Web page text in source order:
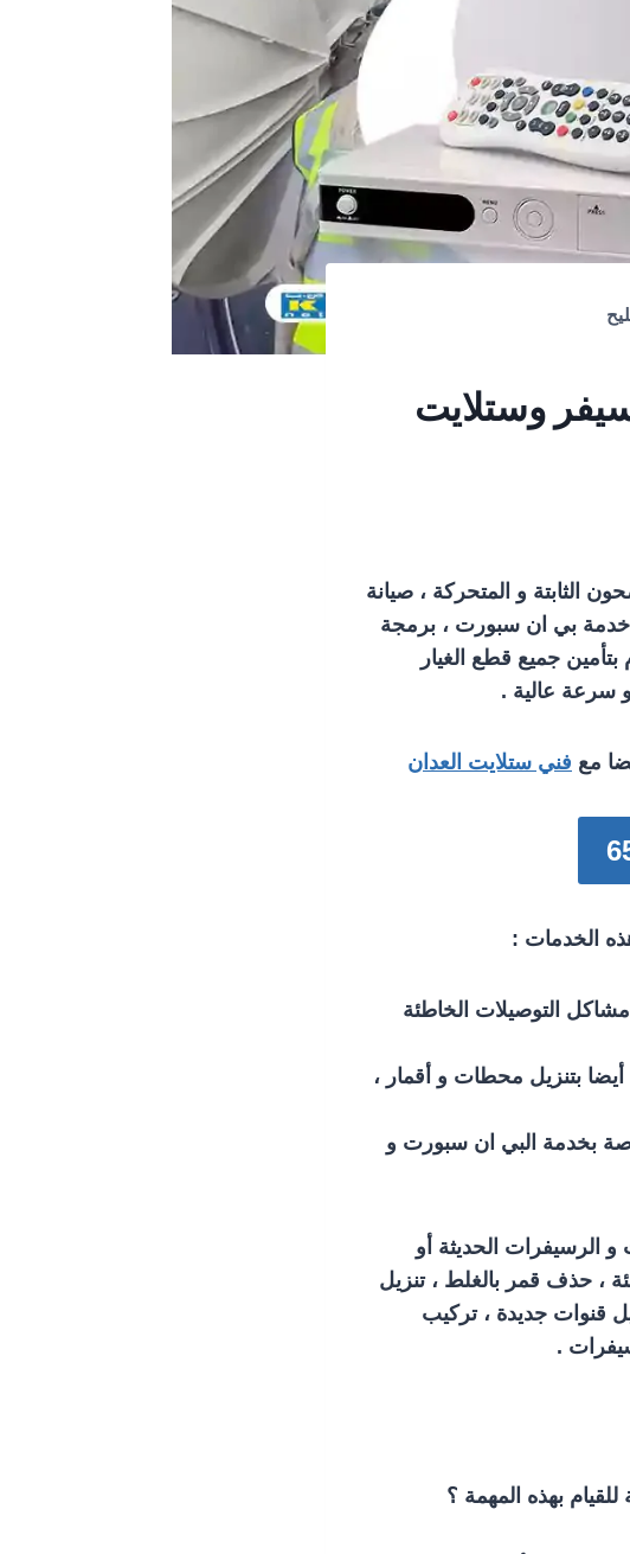
65651441 فني رسيفر وستلايت
الثابتة و المتحركة ، صيانة
خدمة بي ان سبورت ، برمجة
جميع قطع الغيار
و سرعة عالية .
مع فني ستلايت العدان
الخدمات :
التوصيلات الخاطئة
أيضا بتنزيل محطات و أقمار ،
بخدمة البي ان سبورت و
و الرسيفرات الحديثة أو
، حذف قمر بالغلط ، تنزيل
قنوات جديدة ، تركيب
.
بهذه المهمة ؟